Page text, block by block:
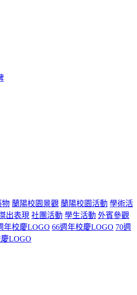
物 蘭陽校園景觀 蘭陽校園活動 學術活
出表現 社團活動 學生活動 外賓參觀
年校慶LOGO 66週年校慶LOGO 70週
LOGO